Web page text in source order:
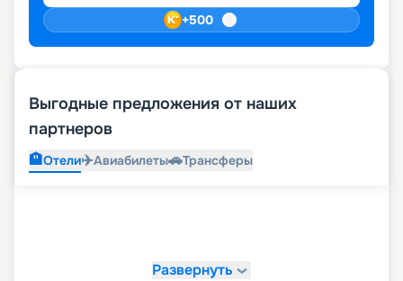
+500
Выгодные предложения от наших
партнеров
🏨Отели✈️Авиабилеты🚗Трансферы
Развернуть